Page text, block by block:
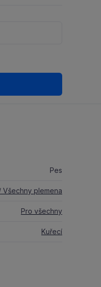
Pes
Všechny plemena
Pro všechny
Kuřecí